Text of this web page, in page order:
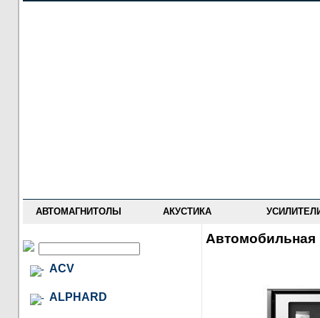
АВТОМАГНИТОЛЫ АКУСТИКА
ACV
ALPHARD
Автомобильная